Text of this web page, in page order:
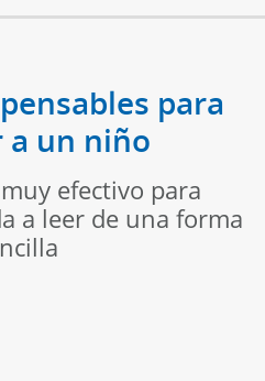
para
a un niño
efectivo para
a leer de una forma